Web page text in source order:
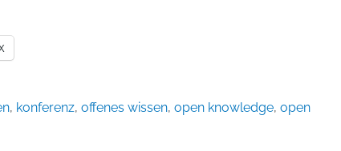
, konferenz, offenes wissen, open knowledge, open